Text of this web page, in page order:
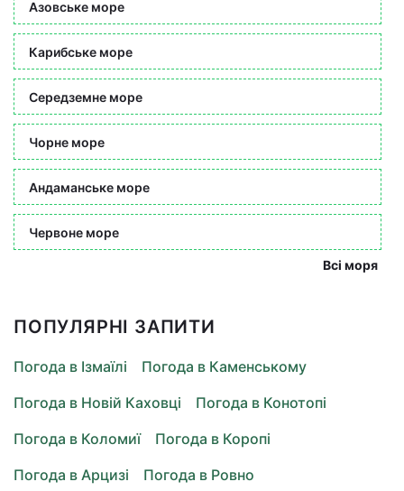
Азовське море
Карибське море
Середземне море
Чорне море
Андаманське море
Червоне море
Всі моря
ПОПУЛЯРНІ ЗАПИТИ
Погода в Ізмаїлі
Погода в Каменському
Погода в Новій Каховці
Погода в Конотопі
Погода в Коломиї
Погода в Коропі
Погода в Арцизі
Погода в Ровно